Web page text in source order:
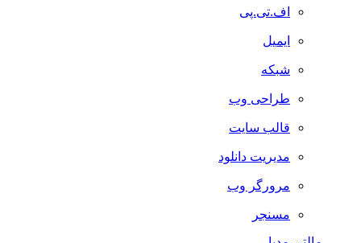
اف.تی.پی
ایمیل
شبکه
طراحی وب
قالب سایت
مدیریت دانلود
مرورگر وب
مسنجر